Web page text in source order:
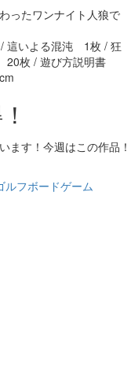
ったワンナイト人狼で
いよる混沌 1枚 / 狂
枚 / 遊び方説明書
ます！今週はこの作品！
ルフボードゲーム